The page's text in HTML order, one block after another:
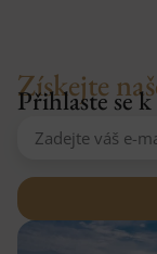
Získejte
Přihlaste se
Alternative: